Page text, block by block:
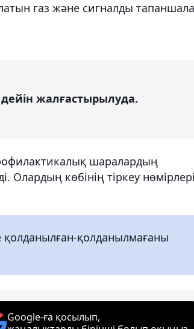
газ және сигналды
жалғастырылуда.
шаралардың
Олардың көбінің тіркеу
қолданылған-қолданылмағаны
Google-ға қосылып,